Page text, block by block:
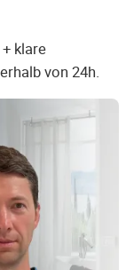
klare
von 24h.